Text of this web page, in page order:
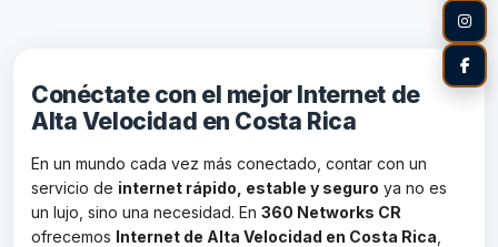
Conéctate con el mejor Internet de
Alta Velocidad en Costa Rica
En un mundo cada vez más conectado, contar con un
servicio de internet rápido, estable y seguro ya no es
un lujo, sino una necesidad. En 360 Networks CR
ofrecemos Internet de Alta Velocidad en Costa Rica